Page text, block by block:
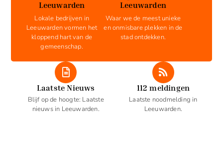
Laatste Nieuws
Blijf op de hoogte: Laatste
nieuws in Leeuwarden.
112 meldingen
Laatste noodmelding in
Leeuwarden.
Leeuwarden
Lokale bedrijven in
Leeuwarden vormen het
kloppend hart van de
gemeenschap.
Leeuwarden
Waar we de meest unieke
en onmisbare plekken in de
stad ontdekken.